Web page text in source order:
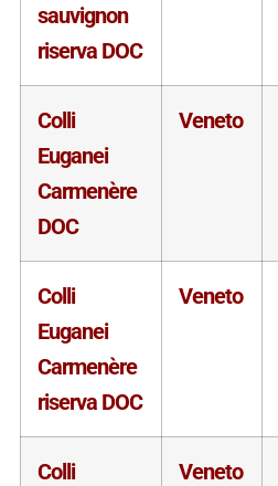
sauvignon
riserva DOC
Colli
Euganei
Carmenère
DOC
Veneto
Colli
Euganei
Carmenère
riserva DOC
Veneto
Colli
Veneto